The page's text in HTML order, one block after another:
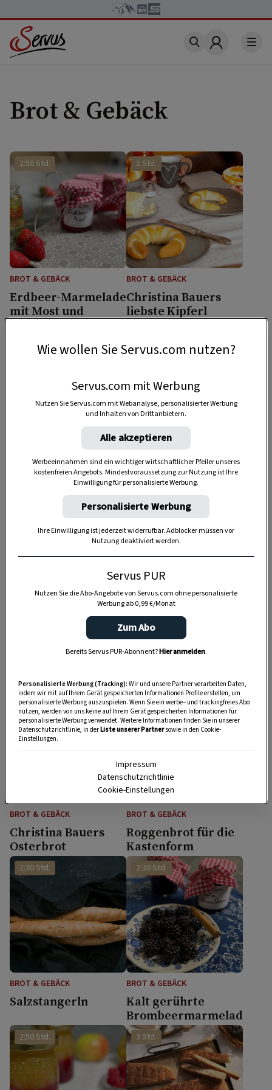
Account
Brot & Gebäck
2:50 Std.
BROT & GEBÄCK
Erdbeer-Marmelade
mit Most und
1 Std.
BROT & GEBÄCK
Christina Bauers
liebste Kipferl
2:30 Std.
BROT & GEBÄCK
Dreikönigskuchen
mit Bergkäse
3 Std.
BROT & GEBÄCK
Allerheiligenstriezel
nach Bäckermeister
Franz Brandl
1:25 Std.
Osterzopf
4:30 Std.
BROT & GEBÄCK
1:30 Std.
BROT & GEBÄCK
Christina Bauers
Osterbrot
2:20 Std.
BROT & GEBÄCK
Roggenbrot für die
Kastenform
2:30 Std.
BROT & GEBÄCK
Salzstangerln
2:30 Std.
BROT & GEBÄCK
Kalt gerührte
Brombeermarmelade
2:50 Std. 3 Std.
Wie wollen Sie Servus.com nutzen?
Servus.com mit Werbung
Nutzen Sie Servus.com mit Webanalyse, personalisierter Werbung
und Inhalten von Drittanbietern.
Alle akzeptieren
Werbeeinnahmen sind ein wichtiger wirtschaftlicher Pfeiler unseres
kostenfreien Angebots. Mindestvoraussetzung zur Nutzung ist Ihre
Einwilligung für personalisierte Werbung.
Personalisierte Werbung
Ihre Einwilligung ist jederzeit widerrufbar. Adblocker müssen vor
Nutzung deaktiviert werden.
Servus PUR
Nutzen Sie die Abo-Angebote von Servus.com ohne personalisierte
Werbung ab 0,99 €/Monat
Zum Abo
Bereits Servus PUR-Abonnent?Hier anmelden.
Personalisierte Werbung (Tracking): Wir und unsere Partner verarbeiten Daten,
indem wir mit auf Ihrem Gerät gespeicherten Informationen Profile erstellen, um
personalisierte Werbung auszuspielen. Wenn Sie ein werbe– und trackingfreies Abo
nutzen, werden von uns keine auf Ihrem Gerät gespeicherten Informationen für
personalisierte Werbung verwendet. Weitere Informationen finden Sie in unserer
Datenschutzrichtlinie, in derListe unserer Partnersowie in den Cookie-
Einstellungen.
Impressum
Datenschutzrichtlinie
Cookie-Einstellungen